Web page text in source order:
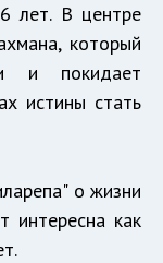
лет. В центре
который
и покидает
истины стать
о жизни
интересна как